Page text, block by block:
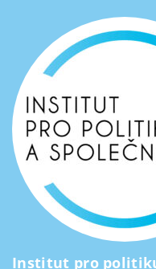
Institut pro